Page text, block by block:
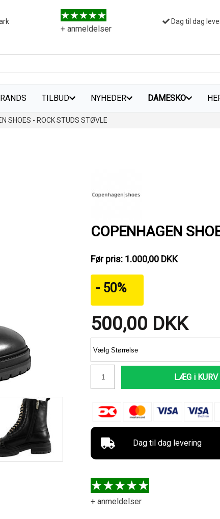
COPENHAGEN
Før pris: 1.000,00 DKK
- 50%
500,00 DKK
LÆG i KURV
Dag til dag levering
+ anmeldelser
TILBUD NYHEDER DAMESKO
+ anmeldelser
Dag til dag
SHOES - ROCK STUDS STØVLE